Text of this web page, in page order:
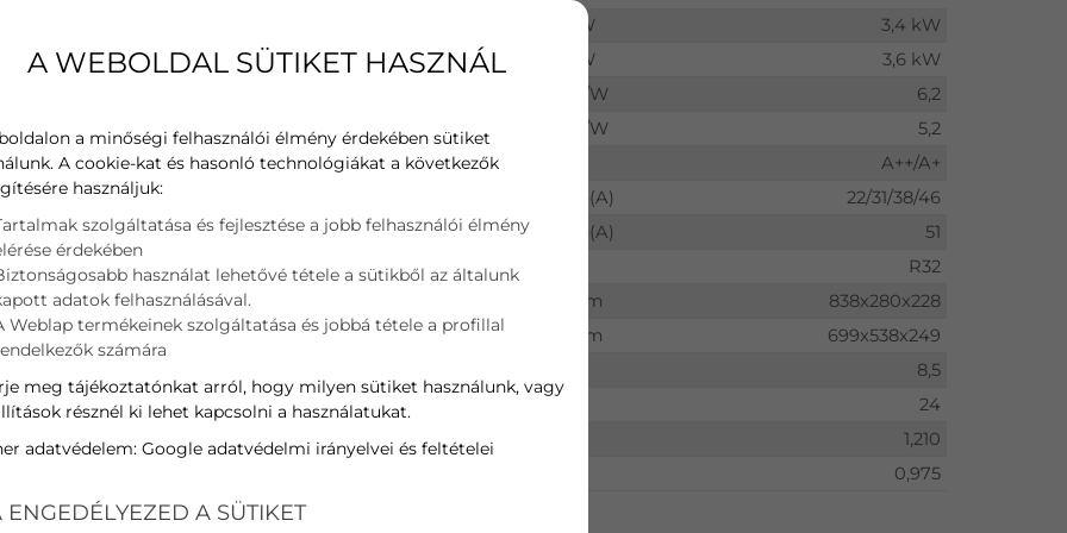
kW
kW
3,4 kW
Teljesítmény
Fűtés kW
3,6 kW
W/W
6,2
SCOP
Fűtés W/W
5,2
Energia osztály
hűtés/fűtés
A++/A+
Zajszint
db(A)
22/31/38/46
Zajszint
Kültéri db(A)
51
Hűtőközeg töltet típus
R32
Méretek (szél x mag x mély)
mm
838x280x228
Méretek (szél x mag x mély)
Kültéri mm
699x538x249
8,5
Nettó tömeg
24
Üzemi áramfelvétel
Hűtés
1,210
0,975
A WEBOLDAL SÜTIKET HASZNÁL
a minőségi felhasználói élmény érdekében sütiket
A cookie-kat és hasonló technológiákat a következők
használjuk:
szolgáltatása és fejlesztése a jobb felhasználói élmény
érdekében
használat lehetővé tétele a sütikből az általunk
adatok felhasználásával.
Weblap termékeinek szolgáltatása és jobbá tétele a profillal
számára
meg tájékoztatónkat arról, hogy milyen sütiket használunk, vagy
résznél ki lehet kapcsolni a használatukat.
adatvédelem: Google adatvédelmi irányelvei és feltételei
ENGEDÉLYEZED A SÜTIKET